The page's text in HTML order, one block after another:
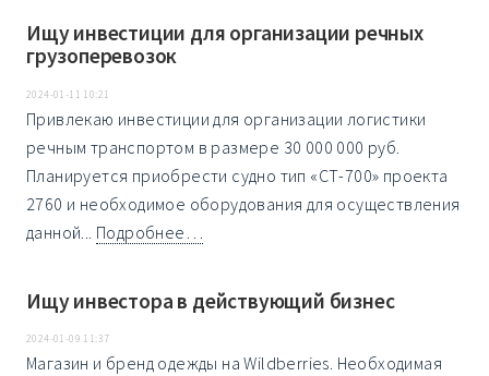
Ищу инвестиции для организации речных
грузоперевозок
2024-01-11 10:21
Привлекаю инвестиции для организации логистики
речным транспортом в размере 30 000 000 руб.
Планируется приобрести судно тип «СТ-700» проекта
2760 и необходимое оборудования для осуществления
данной... Подробнее…
Ищу инвестора в действующий бизнес
2024-01-09 11:37
Магазин и бренд одежды на Wildberries. Необходимая